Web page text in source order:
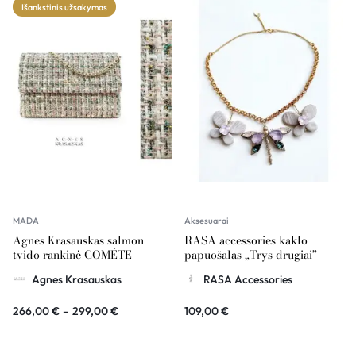
Išankstinis užsakymas
MADA
Agnes Krasauskas salmon
tvido rankinė COMÉTE
Agnes Krasauskas
266,00€ – 299,00€
Aksesuarai
RASA accessories kaklo
papuošalas „Trys drugiai”
RASA Accessories
109,00€